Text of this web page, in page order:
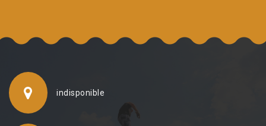
indisponible